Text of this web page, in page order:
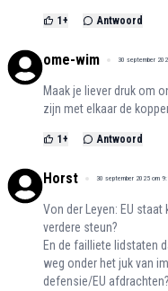
1 + Antwoord
ome-wim 30 september
Maak je liever druk om
zijn met elkaar de
1 + Antwoord
Horst 30 september 2025 om
Von der Leyen: EU
verdere steun?
En de failliete lidstaten
weg onder het juk van
defensie/EU afdrachten?